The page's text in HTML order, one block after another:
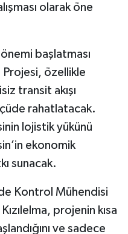
olarak öne
başlatması
Projesi, özellikle
transit akışı
rahatlatacak.
lojistik yükünü
ekonomik
sunacak.
Kontrol Mühendisi
projenin kısa
ve sadece